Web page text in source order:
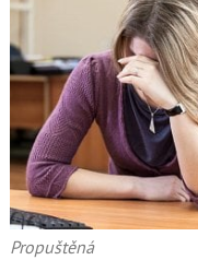
Propuštěná